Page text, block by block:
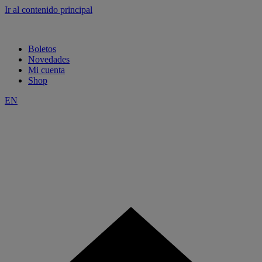
Ir al contenido principal
Boletos
Novedades
Mi cuenta
Shop
EN